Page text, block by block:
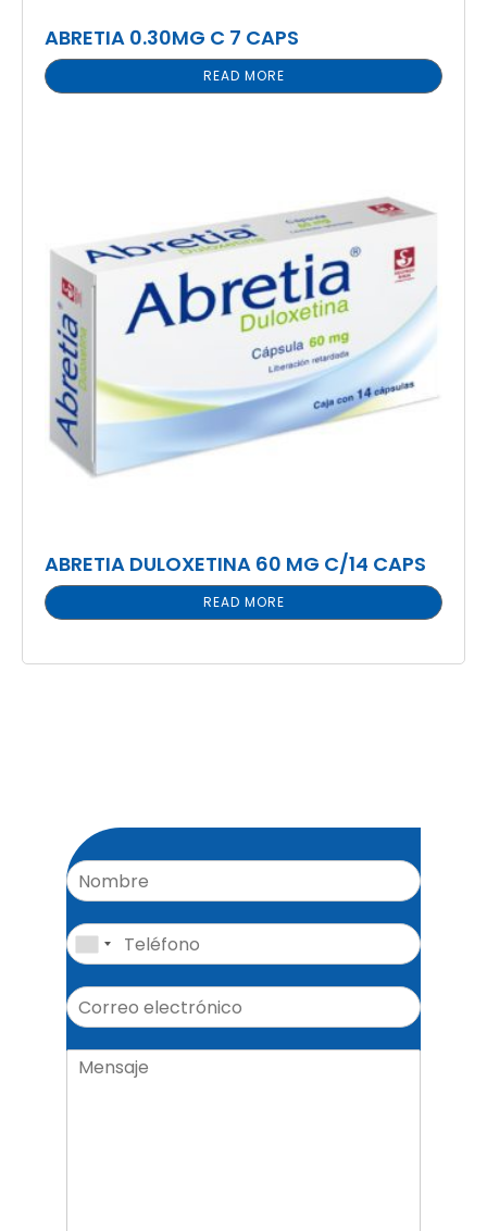
ABRETIA 0.30MG C 7 CAPS
READ MORE
ABRETIA DULOXETINA 60 MG C/14 CAPS
READ MORE